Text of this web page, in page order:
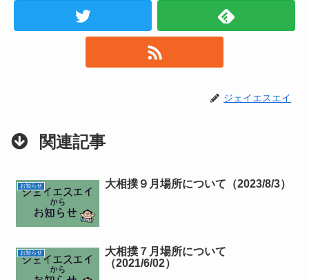
ジェイエスエイ
関連記事
お知らせ 大相撲９月場所について（2023/8/3）
お知らせ
大相撲７月場所について
（2021/6/02）